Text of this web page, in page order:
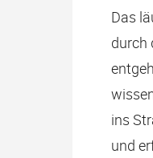
Das
durch
ins
und